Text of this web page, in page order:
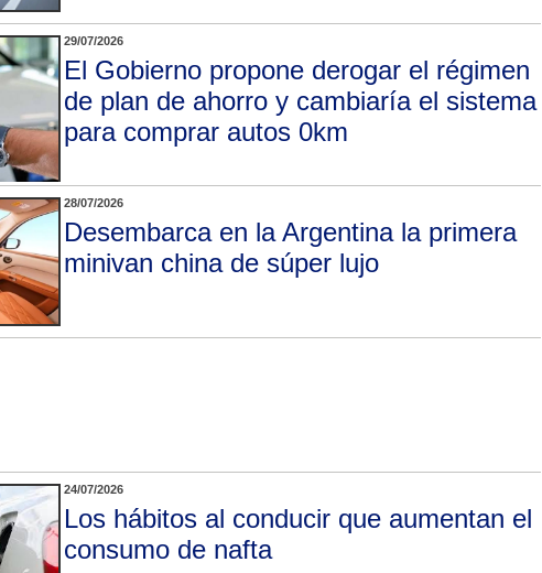
29/07/2026
El Gobierno propone derogar el régimen
de plan de ahorro y cambiaría el sistema
para comprar autos 0km
28/07/2026
Desembarca en la Argentina la primera
minivan china de súper lujo
24/07/2026
Los hábitos al conducir que aumentan el
consumo de nafta